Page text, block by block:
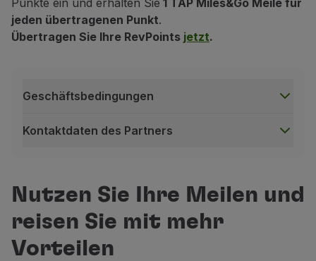
Punkte ein und erhalten Sie 1 TAP Miles&Go Meile für
jeden übertragenen Punkt.
Übertragen Sie Ihre RevPoints jetzt.
Geschäftsbedingungen
Kontaktdaten des Partners
Falsche Angaben können zu Fehlern oder
Die im Rahmen dieser Partnerschaft
Kontaktdaten des Partners
Website:https://www.revolut.com/
Nutzen Sie Ihre Meilen und
reisen Sie mit mehr
Vorteilen